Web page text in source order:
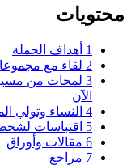
محتويات
1 أهداف الحملة
2 لقاء مع
3
الآن
4 النساء وتولي
5 اقتباسات
6 مقالات وأوراق
7 مراجع